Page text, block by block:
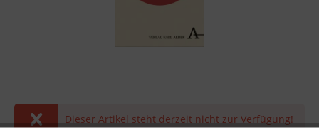
Dieser Artikel steht derzeit nicht zur Verfügung!